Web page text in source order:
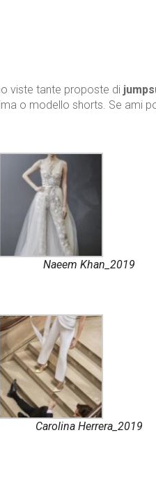
viste tante proposte di
o modello shorts. Se ami
Naeem Khan_2019
Carolina Herrera_2019